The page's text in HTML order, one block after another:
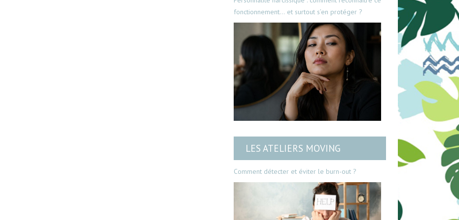
fonctionnement… et surtout s’en protéger ?
LES ATELIERS MOVING
Comment détecter et éviter le burn-out ?